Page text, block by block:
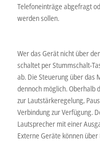
Telefoneinträge abgefragt
werden sollen.
Wer das Gerät nicht über
schaltet per Stummschalt-
ab. Die Steuerung über das
dennoch möglich. Oberhalb
zur Lautstärkeregelung,
Verbindung zur Verfügung.
Lautsprecher mit einer
Externe Geräte können